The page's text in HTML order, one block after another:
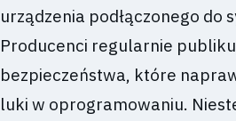
urządzenia podłączonego do
Producenci regularnie
bezpieczeństwa, które
luki w oprogramowaniu.